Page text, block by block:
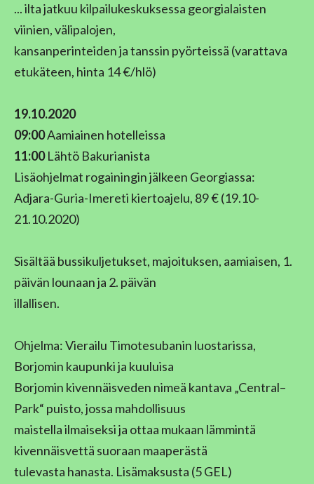
... ilta jatkuu kilpailukeskuksessa georgialaisten
viinien, välipalojen,
kansanperinteiden ja tanssin pyörteissä (varattava
etukäteen, hinta 14 €/hlö)
19.10.2020
09:00Aamiainen hotelleissa
11:00Lähtö Bakurianista
Lisäohjelmat rogainingin jälkeen Georgiassa:
Adjara-Guria-Imereti kiertoajelu, 89 € (19.10-
21.10.2020)
Sisältää bussikuljetukset, majoituksen, aamiaisen, 1.
päivän lounaan ja 2. päivän
illallisen.
Ohjelma: Vierailu Timotesubanin luostarissa,
Borjomin kaupunki ja kuuluisa
Borjomin kivennäisveden nimeä kantava „Central–
Park“ puisto, jossa mahdollisuus
maistella ilmaiseksi ja ottaa mukaan lämmintä
kivennäisvettä suoraan maaperästä
tulevasta hanasta. Lisämaksusta (5 GEL)